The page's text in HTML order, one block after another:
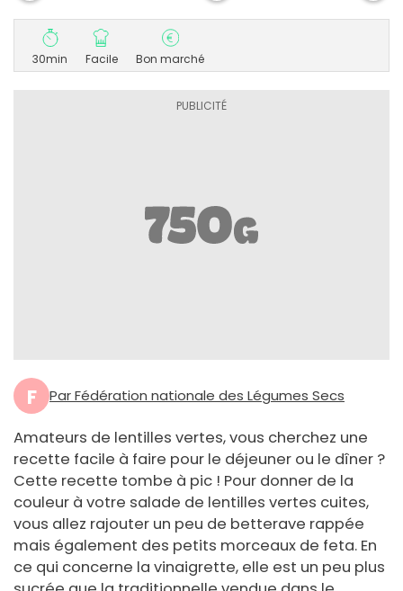
30min Facile Bon marché
F Par Fédération nationale des Légumes Secs
Amateurs de lentilles vertes, vous cherchez une
recette facile à faire pour le déjeuner ou le dîner ?
Cette recette tombe à pic ! Pour donner de la
couleur à votre salade de lentilles vertes cuites,
vous allez rajouter un peu de betterave rappée
mais également des petits morceaux de feta. En
ce qui concerne la vinaigrette, elle est un peu plus